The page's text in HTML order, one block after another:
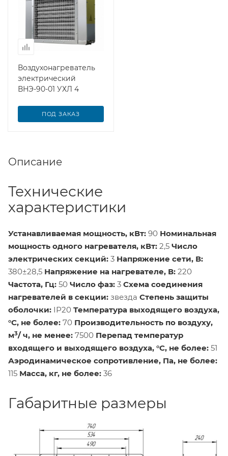
Воздухонагреватель
электрический
ВНЭ-90-01 УХЛ 4
ПОД ЗАКАЗ
Описание
Технические
характеристики
Устанавливаемая мощность, кВт: 90 Номинальная
мощность одного нагревателя, кВт: 2,5 Число
электрических секций: 3 Напряжение сети, В:
380±28,5 Напряжение на нагревателе, В: 220
Частота, Гц: 50 Число фаз: 3 Схема соединения
нагревателей в секции: звезда Степень защиты
оболочки: IР20 Температура выходящего воздуха,
°С, не более: 70 Производительность по воздуху,
м3/ ч, не менее: 7500 Перепад температур
входящего и выходящего воздуха, °С, не более: 51
Аэродинамическое сопротивление, Па, не более:
115 Масса, кг, не более: 36
Габаритные размеры